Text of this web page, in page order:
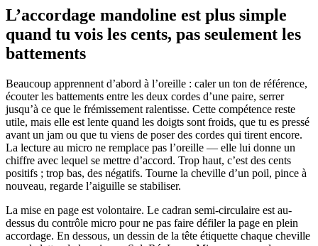
L’accordage mandoline est plus simple
quand tu vois les cents, pas seulement les
battements
Beaucoup apprennent d’abord à l’oreille : caler un ton de référence,
écouter les battements entre les deux cordes d’une paire, serrer
jusqu’à ce que le frémissement ralentisse. Cette compétence reste
utile, mais elle est lente quand les doigts sont froids, que tu es pressé
avant un jam ou que tu viens de poser des cordes qui tirent encore.
La lecture au micro ne remplace pas l’oreille — elle lui donne un
chiffre avec lequel se mettre d’accord. Trop haut, c’est des cents
positifs ; trop bas, des négatifs. Tourne la cheville d’un poil, pince à
nouveau, regarde l’aiguille se stabiliser.
La mise en page est volontaire. Le cadran semi-circulaire est au-
dessus du contrôle micro pour ne pas faire défiler la page en plein
accordage. En dessous, un dessin de la tête étiquette chaque cheville